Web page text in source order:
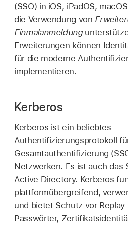
(SSO) in iOS, iPadOS,
die Verwendung von
Einmalanmeldung
Erweiterungen können
für die moderne
implementieren.
Kerberos
Kerberos ist ein beliebtes
Authentifizierungsprotokoll
Gesamtauthentifizierung
Netzwerken. Es ist auch das
Active Directory. Kerberos
plattformübergreifend,
und bietet Schutz vor
Passwörter,